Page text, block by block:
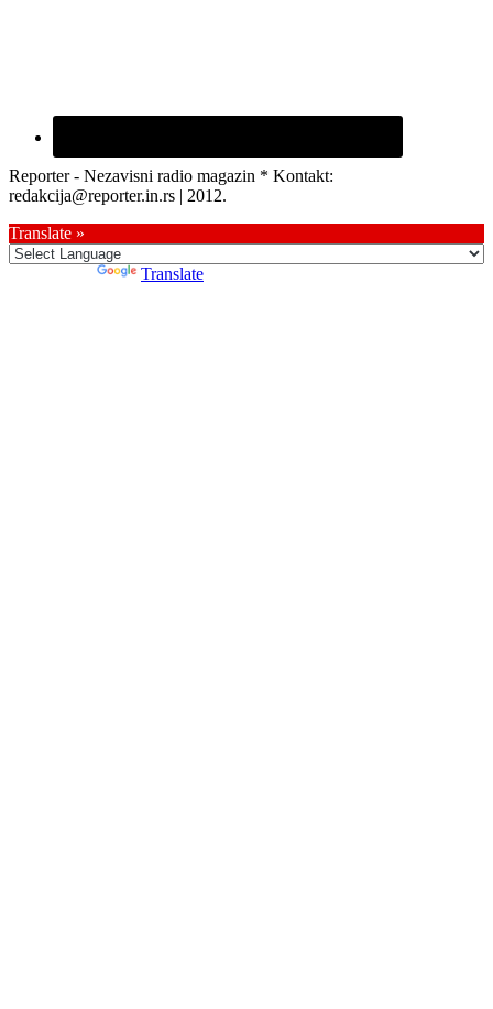
Reporter - Nezavisni radio magazin * Kontakt:
redakcija@reporter.in.rs | 2012.
Translate »
Translate